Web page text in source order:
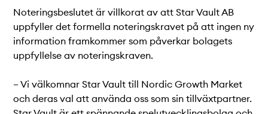
Noteringsbeslutet är villkorat av att Star Vault AB
uppfyller det formella noteringskravet på att ingen ny
information framkommer som påverkar bolagets
uppfyllelse av noteringskraven.
– Vi välkomnar Star Vault till Nordic Growth Market
och deras val att använda oss som sin tillväxtpartner.